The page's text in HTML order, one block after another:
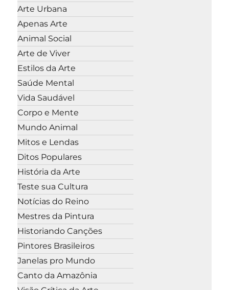
Arte Urbana
Apenas Arte
Animal Social
Arte de Viver
Estilos da Arte
Saúde Mental
Vida Saudável
Corpo e Mente
Mundo Animal
Mitos e Lendas
Ditos Populares
História da Arte
Teste sua Cultura
Notícias do Reino
Mestres da Pintura
Historiando Canções
Pintores Brasileiros
Janelas pro Mundo
Canto da Amazônia